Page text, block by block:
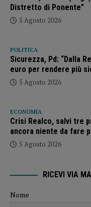
Distretto di Ponente”
5 Agosto 2026
POLITICA
Sicurezza, Pd: “Dalla
euro per rendere più
5 Agosto 2026
ECONOMIA
Crisi Realco, salvi tre
ancora niente da fare
5 Agosto 2026
RICEVI VIA
Nome